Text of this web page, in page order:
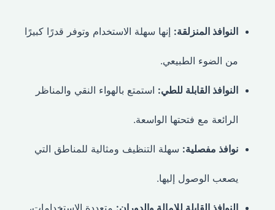
النوافذ المنزلقة:إنها سهلة الاستخدام وتوفر قدرًا كبيرًا
من الضوء الطبيعي.
النوافذ القابلة للطي: استمتع بالهواء النقي والمناظر
الرائعة مع فتحتها الواسعة.
نوافذ مفصلية:سهلة التنظيف ومثالية للمناطق التي
يصعب الوصول إليها.
النوافذ القابلة للإمالة والدوران:متعددة الاستخدامات،